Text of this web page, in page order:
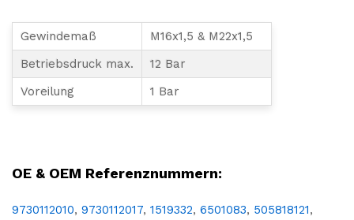
Gewindemaß
M16x1,5 & M22x1,5
Betriebsdruck max.
12 Bar
Voreilung
1 Bar
OE & OEM Referenznummern:
9730112010, 9730112017, 1519332, 6501083, 505818121,